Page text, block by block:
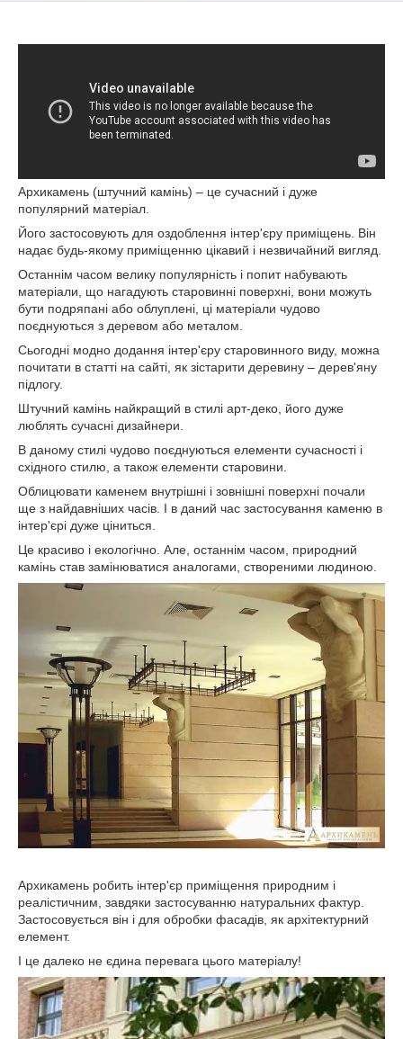
Архикамень (штучний камінь) – це сучасний і дуже
популярний матеріал.
Його застосовують для оздоблення інтер'єру приміщень. Він
надає будь-якому приміщенню цікавий і незвичайний вигляд.
Останнім часом велику популярність і попит набувають
матеріали, що нагадують старовинні поверхні, вони можуть
бути подряпані або облуплені, ці матеріали чудово
поєднуються з деревом або металом.
Сьогодні модно додання інтер'єру старовинного виду, можна
почитати в статті на сайті, як зістарити деревину – дерев'яну
підлогу.
Штучний камінь найкращий в стилі арт-деко, його дуже
люблять сучасні дизайнери.
В даному стилі чудово поєднуються елементи сучасності і
східного стилю, а також елементи старовини.
Облицювати каменем внутрішні і зовнішні поверхні почали
ще з найдавніших часів. І в даний час застосування каменю в
інтер'єрі дуже ціниться.
Це красиво і екологічно. Але, останнім часом, природний
камінь став замінюватися аналогами, створеними людиною.
Архикамень робить інтер'єр приміщення природним і
реалістичним, завдяки застосуванню натуральних фактур.
Застосовується він і для обробки фасадів, як архітектурний
елемент.
І це далеко не єдина перевага цього матеріалу!